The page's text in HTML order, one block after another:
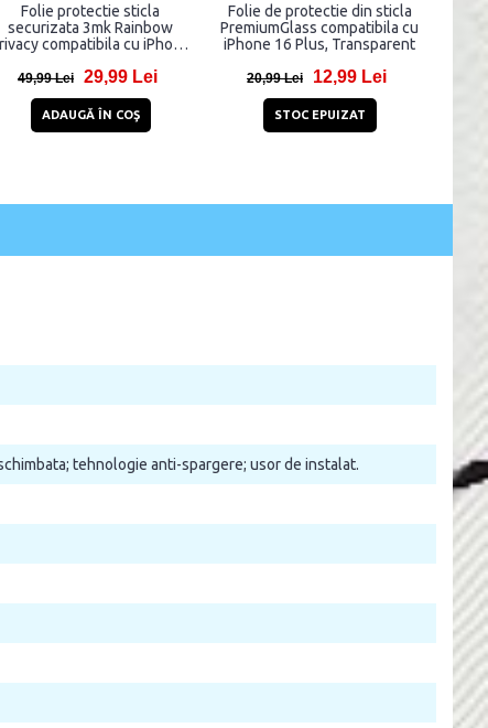
Folie protectie transparenta
UAG Glass Shield compatibila
cu iPhone 16 Plus
136,81 Lei 40,81 Lei
ADAUGĂ ÎN COŞ
Folie sticla camera foto
Mobile Origin Easy Lens
compatibila cu iPhone 16 / 16
28,92 Lei 12,92 Lei
ADAUGĂ ÎN COŞ
tehnologie anti-spargere; usor de instalat.